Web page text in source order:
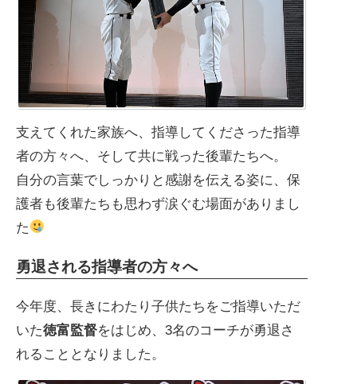
支えてくれた家族へ、指導してくださった指導
者の方々へ、そして共に戦った後輩たちへ。
自分の言葉でしっかりと感謝を伝える姿に、保
護者も後輩たちも思わず涙ぐむ場面がありまし
た
勇退される指導者の方々へ
今年度、長きにわたり子供たちをご指導いただ
いた徳富監督をはじめ、3名のコーチが勇退さ
れることとなりました。